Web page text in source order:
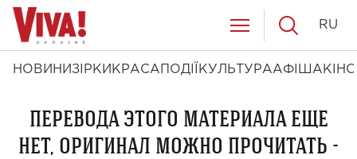
НОВИНИ ЗІРКИ КРАСА ПОДІЇ КУЛЬТУРААФІША КІНО
RU
ПЕРЕВОДА ЭТОГО МАТЕРИАЛА ЕЩЕ
НЕТ, ОРИГИНАЛ МОЖНО ПРОЧИТАТЬ -